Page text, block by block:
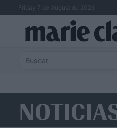
Friday 7 de August de 2026